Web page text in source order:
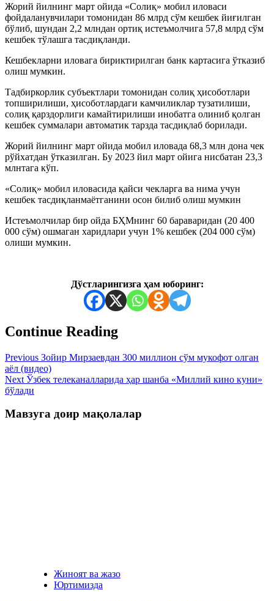
Жорий йилнинг март ойида «Солиқ» мобил иловаси
фойдаланувчилари томонидан 86 млрд сўм кешбек йиғилган
бўлиб, шундан 2,2 млндан ортиқ истеъмолчига 57,8 млрд сўм
кешбек тўлашга тасдиқланди.
Кешбекларни иловага бириктирилган банк картасига ўтказиб
олиш мумкин.
Тадбиркорлик субъектлари томонидан солиқ ҳисоботлари
топширилиши, ҳисоботлардаги камчиликлар тузатилиши,
солиқ қарздорлиги камайтирилиши инобатга олиниб қолган
кешбек суммалари автоматик тарзда тасдиқлаб борилади.
Жорий йилнинг март ойида мобил иловада 68,3 млн дона чек
рўйхатдан ўтказилган. Бу 2023 йил март ойига нисбатан 23,3
млнтага кўп.
«Солиқ» мобил иловасида қайси чекларга ва нима учун
кешбек тасдиқланмаётганини осон билиб олиш мумкин
Истеъмолчилар бир ойда БҲМнинг 60 бараваридан (20 400
000 сўм) ошмаган харидлари учун 1% кешбек (204 000 сўм)
олиши мумкин.
Дўстларингизга ҳам юборинг:
Continue Reading
Previous Зойир Мирзаевдан 300 миллион сўм мукофот олган
аёл (видео)
Next Ўзбек телеканалларида ҳар шанба «Миллий кино куни»
бўлади
Мавзуга доир мақолалар
Жиноят ва жазо
Юртимизда